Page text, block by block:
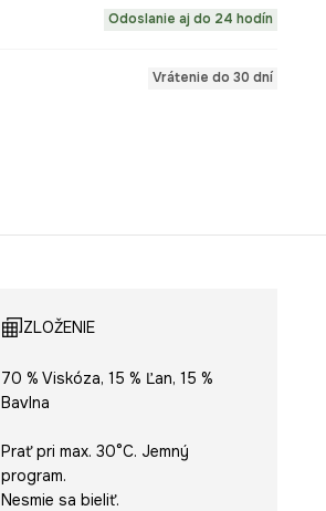
Odoslanie aj do 24 hodín
Vrátenie do 30 dní
ZLOŽENIE
70 % Viskóza, 15 % Ľan, 15 %
Bavlna
Prať pri max. 30°C. Jemný
program.
Nesmie sa bieliť.